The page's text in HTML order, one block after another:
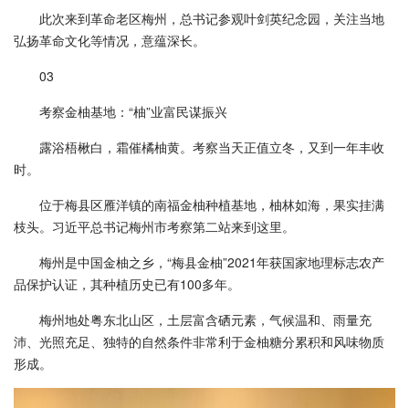
此次来到革命老区梅州，总书记参观叶剑英纪念园，关注当地
弘扬革命文化等情况，意蕴深长。
03
考察金柚基地：“柚”业富民谋振兴
露浴梧楸白，霜催橘柚黄。考察当天正值立冬，又到一年丰收
时。
位于梅县区雁洋镇的南福金柚种植基地，柚林如海，果实挂满
枝头。习近平总书记梅州市考察第二站来到这里。
梅州是中国金柚之乡，“梅县金柚”2021年获国家地理标志农产
品保护认证，其种植历史已有100多年。
梅州地处粤东北山区，土层富含硒元素，气候温和、雨量充
沛、光照充足、独特的自然条件非常利于金柚糖分累积和风味物质
形成。